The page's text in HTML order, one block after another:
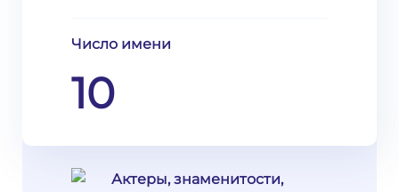
Число имени
10
Актеры, знаменитости,